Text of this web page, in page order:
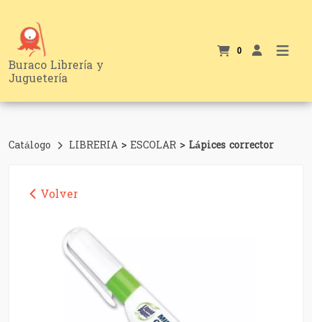
Buraco Librería y
Juguetería
0
Catálogo LIBRERIA > ESCOLAR > Lápices corrector
Volver